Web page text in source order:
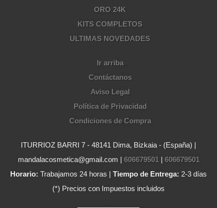
ORO 24K
KITS COMPLETOS
ULTIMAS NOVEDADES
Ir arriba
Contáctanos
Aviso Legal
Política de Privacidad
Condiciones de Compra
ITURRIOZ BARRI 7 - 48141 Dima, Bizkaia - (España) |
mandalacosmetica@gmail.com | 606679501| 606679501
Horario: Trabajamos 24 horas | Tiempo de Entrega: 2-3 días
(*) Precios con Impuestos incluidos